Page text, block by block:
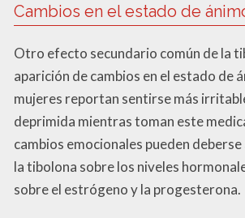
Cambios en el estado de
Otro efecto secundario común de la
aparición de cambios en el estado de
mujeres reportan sentirse más
deprimida mientras toman este
cambios emocionales pueden
la tibolona sobre los niveles
sobre el estrógeno y la progesterona.